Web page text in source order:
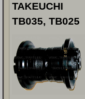
TAKEUCHI
TB035, TB025